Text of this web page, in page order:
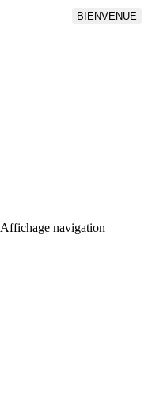
BIENVENUE
Affichage navigation